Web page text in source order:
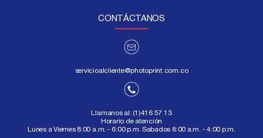
CONTÁCTANOS
servicioalcliente@photoprint.com.co
Llamanos al: (1)416 57 13
Horario de atención
Lunes a Viernes 8:00 a.m. - 6:00 p.m. Sabados 8:00 a.m. - 4:00 p.m.
Aquí